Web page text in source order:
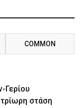
COMMON
Γερίου
στάση